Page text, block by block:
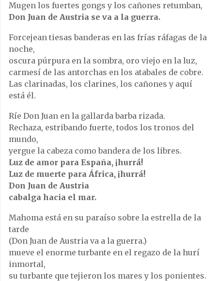
Mugen los fuertes gongs y los cañones retumban,
Don Juan de Austria se va a la guerra.
Forcejean tiesas banderas en las frías ráfagas de la
noche,
oscura púrpura en la sombra, oro viejo en la luz,
carmesí de las antorchas en los atabales de cobre.
Las clarinadas, los clarines, los cañones y aquí
está él.
Ríe Don Juan en la gallarda barba rizada.
Rechaza, estribando fuerte, todos los tronos del
mundo,
yergue la cabeza como bandera de los libres.
Luz de amor para España, ¡hurrá!
Luz de muerte para África, ¡hurrá!
Don Juan de Austria
cabalga hacia el mar.
Mahoma está en su paraíso sobre la estrella de la
tarde
(Don Juan de Austria va a la guerra.)
mueve el enorme turbante en el regazo de la hurí
inmortal,
su turbante que tejieron los mares y los ponientes.